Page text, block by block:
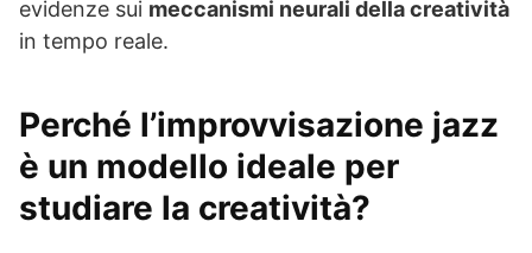
evidenze sui meccanismi neurali della creatività
in tempo reale.
Perché l’improvvisazione jazz
è un modello ideale per
studiare la creatività?